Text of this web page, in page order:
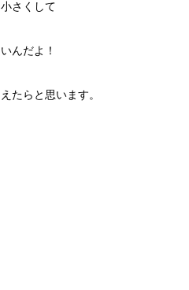
さくして
んだよ！
たらと思います。